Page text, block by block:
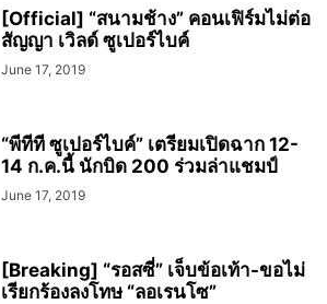
[Official] “สนามช้าง” คอนเฟิร์มไม่ต่อ
สัญญา เวิลด์ ซูเปอร์ไบค์
June 17, 2019
“พีทีที ซูเปอร์ไบค์” เตรียมเปิดฉาก 12-
14 ก.ค.นี้ นักบิด 200 ร่วมล่าแชมป์
June 17, 2019
[Breaking] “รอสซี่” เจ็บข้อเท้า-ขอไม่
เรียกร้องลงโทษ “ลอเรนโซ”